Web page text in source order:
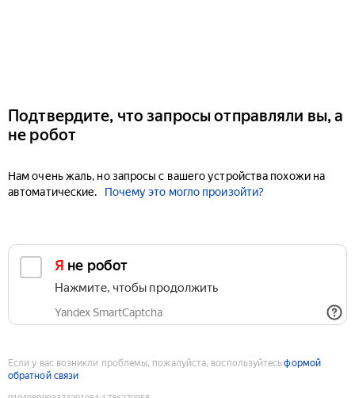
Подтвердите, что запросы отправляли вы, а
не робот
Нам очень жаль, но запросы с вашего устройства похожи на
автоматические.
Почему это могло произойти?
Я не робот
Нажмите, чтобы продолжить
Yandex SmartCaptcha
Если у вас возникли проблемы, пожалуйста, воспользуйтесьформой
обратной связи